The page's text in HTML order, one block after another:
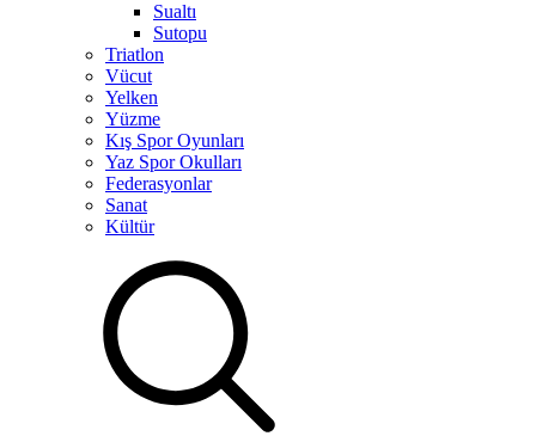
Sualtı
Sutopu
Triatlon
Vücut
Yelken
Yüzme
Kış Spor Oyunları
Yaz Spor Okulları
Federasyonlar
Sanat
Kültür